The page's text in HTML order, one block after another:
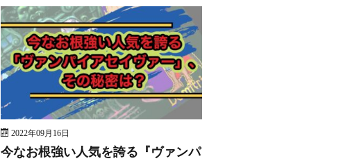
2022年09月16日
今なお根強い人気を誇る『ヴァンパ